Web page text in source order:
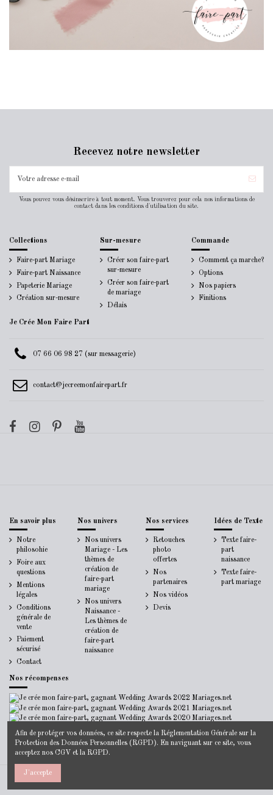
Recevez notre newsletter
Vous pouvez vous désinscrire à tout moment. Vous trouverez pour cela nos informations de
contact dans les conditions d'utilisation du site.
Collections
Faire-part Mariage
Faire-part Naissance
Papeterie Mariage
Création sur-mesure
Sur-mesure
Créer son faire-part
sur-mesure
Créer son faire-part
de mariage
Délais
Commande
Comment ça marche?
Options
Nos papiers
Finitions
Je Crée Mon Faire Part
07 66 06 98 27 (sur messagerie)
contact@jecreemonfairepart.fr
En savoir plus
Notre
philosohie
Foire aux
questions
Mentions
légales
Conditions
générale de
vente
Paiement
sécurisé
Contact
Nos univers
Nos univers
Mariage - Les
thèmes de
création de
faire-part
mariage
Nos univers
Naissance -
Les thèmes de
création de
faire-part
naissance
Nos services
Retouches
photo
offertes
Nos
partenaires
Nos vidéos
Devis
Idées de Texte
Texte faire-
part
naissance
Texte faire-
part mariage
Nos récompenses
© 2014-2022 - Jecreemonfairepart.fr -
Afin de protéger vos données, ce site respecte la Réglementation Générale sur la
Protection des Données Personnelles (RGPD). En naviguant sur ce site, vous
acceptez nos CGV et la RGPD.
J'accepte